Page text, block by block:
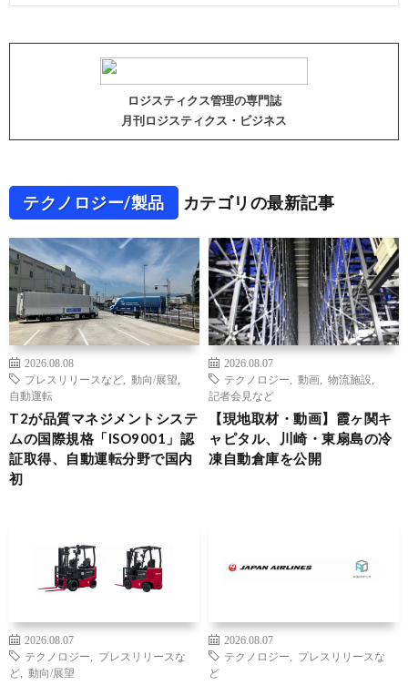
ロジスティクス管理の専門誌
月刊ロジスティクス・ビジネス
テクノロジー/製品 カテゴリの最新記事
2026.08.08
プレスリリースなど
動向/展望
自動運転
T2が品質マネジメントシステ
ムの国際規格「ISO9001」認
証取得、自動運転分野で国内
初
2026.08.07
テクノロジー
動画 物流施設
記者会見など
【現地取材・動画】霞ヶ関キ
ャピタル、川崎・東扇島の冷
凍自動倉庫を公開
2026.08.07
テクノロジー
プレスリリースな
ど
動向/展望
2026.08.07
テクノロジー
プレスリリースな
ど